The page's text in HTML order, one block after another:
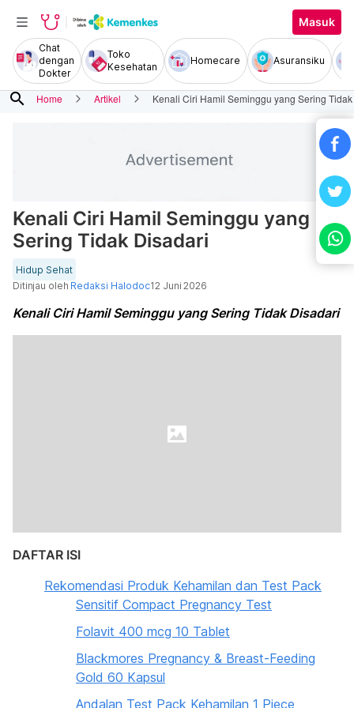
Masuk
Chat
dengan
Dokter
Toko
Kesehatan
Homecare Asuransiku
search Home Artikel Kenali Ciri Hamil Seminggu yang Sering
Kenali Ciri Hamil Seminggu yang
Sering Tidak Disadari
Hidup Sehat
Ditinjau oleh Redaksi Halodoc12 Juni 2026
Kenali Ciri Hamil Seminggu yang Sering Tidak Disadari
DAFTAR ISI
Rekomendasi Produk Kehamilan dan Test Pack
Sensitif Compact Pregnancy Test
Folavit 400 mcg 10 Tablet
Blackmores Pregnancy & Breast-Feeding
Gold 60 Kapsul
Andalan Test Pack Kehamilan 1 Piece